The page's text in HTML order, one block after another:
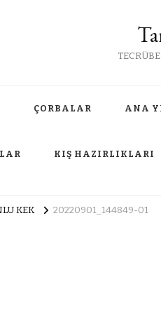
ÇORBALAR ANA
KIŞ HAZIRLIKLARI
KEK 20220901_144849-01